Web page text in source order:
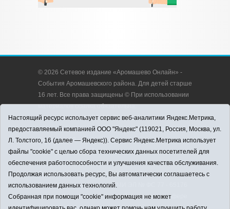
© 2026 Сетевое издание «Аромашево Онлайн» -
События Аромашевского района. Для детей старше
16 лет. Все права защищены © При использовании
материалов ссылка обязательна.
Адрес редакции: 627350, Россия, Тюменская
область, Аромашевский район, с. Аромашево, ул.
Кирова, д. 13.
Адрес электронной почты редакции:
strudu72@obl72.ru
Телефон редакции: 8 (34545) 2-30-58
Регистрационный номер СМИ ЭЛ № ФС 77 - 65176
выдано Федеральной службой по надзору в сфере
связи, информационных технологий и массовых
Настоящий ресурс использует сервис веб-аналитики Яндекс.Метрика,
предоставляемый компанией ООО "Яндекс" (119021, Россия, Москва, ул.
Л. Толстого, 16 (далее — Яндекс)). Сервис Яндекс.Метрика использует
файлы "cookie" с целью сбора технических данных посетителей для
обеспечения работоспособности и улучшения качества обслуживания.
Продолжая использовать ресурс, Вы автоматически соглашаетесь с
использованием данных технологий.
Собранная при помощи "cookie" информация не может